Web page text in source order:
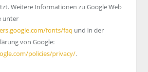
Weitere Informationen zu Google Web
unter
fonts/faq und in der
von Google:
policies/privacy/.